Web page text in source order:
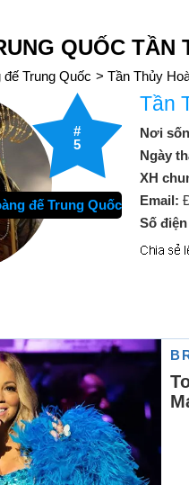
QUỐC TẦN
đế Trung Quốc > Tần Thủy
#
5
đế Trung Quốc
Tần
Nơi
Ngày
XH
Email:
Số